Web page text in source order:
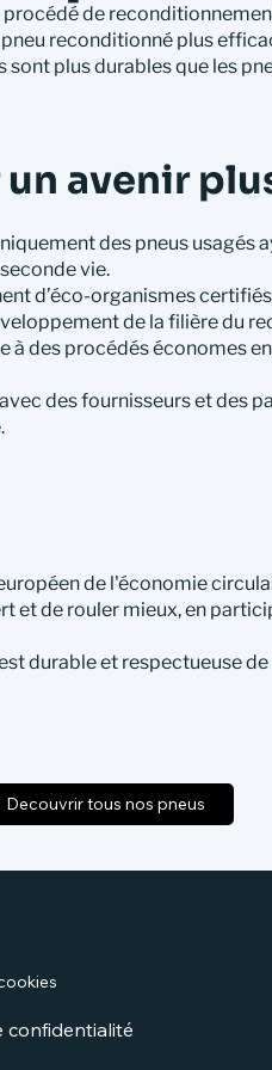
Decouvrir tous nos pneus
de l'économie
et de rouler mieux, en
durable et respectueuse de
des pneus usagés
vie.
d’éco-organismes
de la filière du
à des procédés économes
des fournisseurs et des
avenir
procédé de
reconditionné plus
plus durables que les
confidentialité